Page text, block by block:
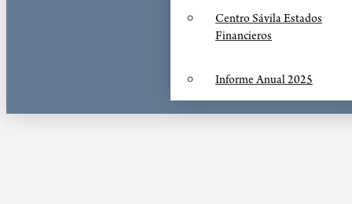
Centro Sávila Estados
Financieros
Informe Anual 2025